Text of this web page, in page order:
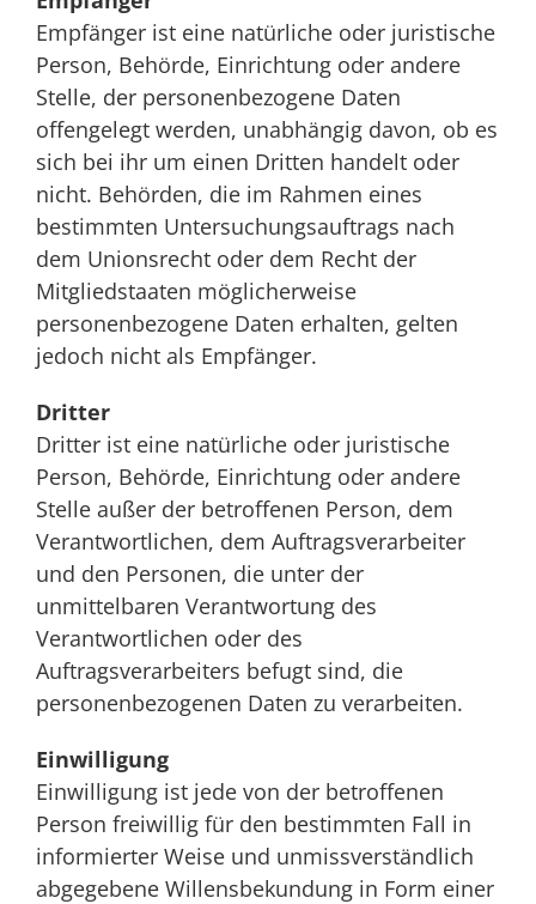
Empfänger ist eine natürliche oder juristische
Person, Behörde, Einrichtung oder andere
Stelle, der personenbezogene Daten
offengelegt werden, unabhängig davon, ob es
sich bei ihr um einen Dritten handelt oder
nicht. Behörden, die im Rahmen eines
bestimmten Untersuchungsauftrags nach
dem Unionsrecht oder dem Recht der
Mitgliedstaaten möglicherweise
personenbezogene Daten erhalten, gelten
jedoch nicht als Empfänger.
Dritter
Dritter ist eine natürliche oder juristische
Person, Behörde, Einrichtung oder andere
Stelle außer der betroffenen Person, dem
Verantwortlichen, dem Auftragsverarbeiter
und den Personen, die unter der
unmittelbaren Verantwortung des
Verantwortlichen oder des
Auftragsverarbeiters befugt sind, die
personenbezogenen Daten zu verarbeiten.
Einwilligung
Einwilligung ist jede von der betroffenen
Person freiwillig für den bestimmten Fall in
informierter Weise und unmissverständlich
abgegebene Willensbekundung in Form einer